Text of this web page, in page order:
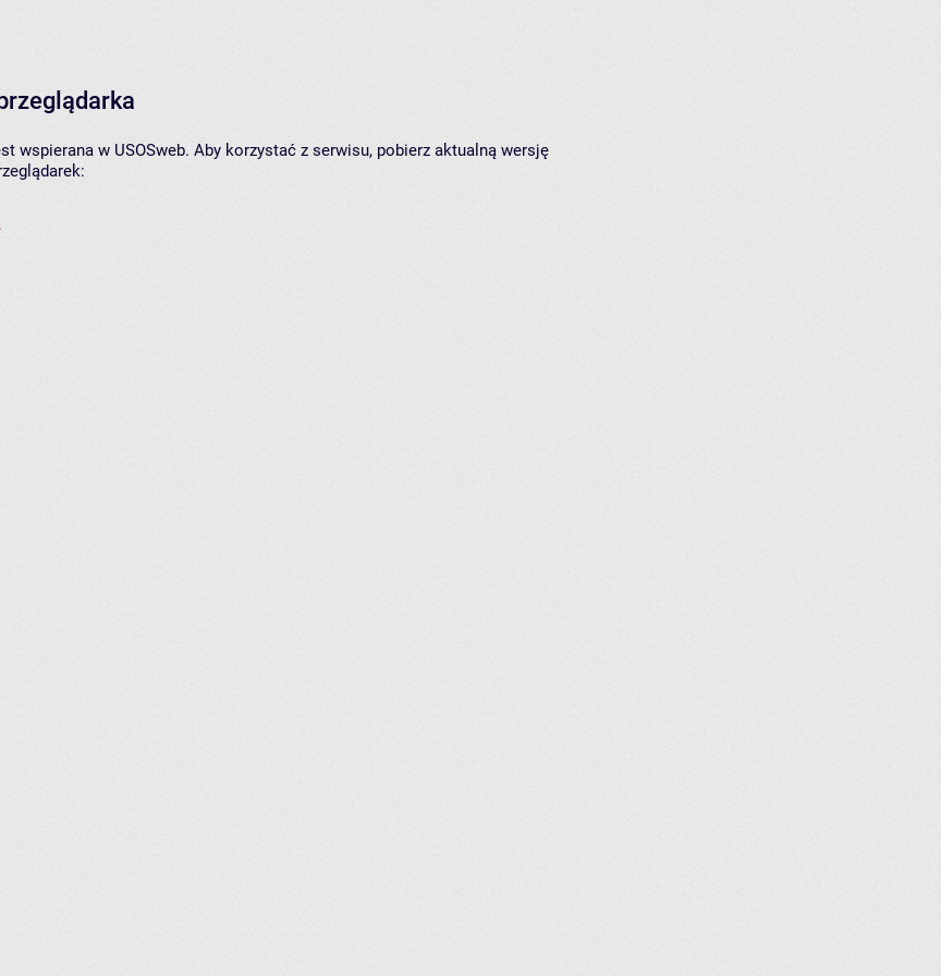
wspierana w USOSweb. Aby korzystać z serwisu, pobierz aktualną wersję